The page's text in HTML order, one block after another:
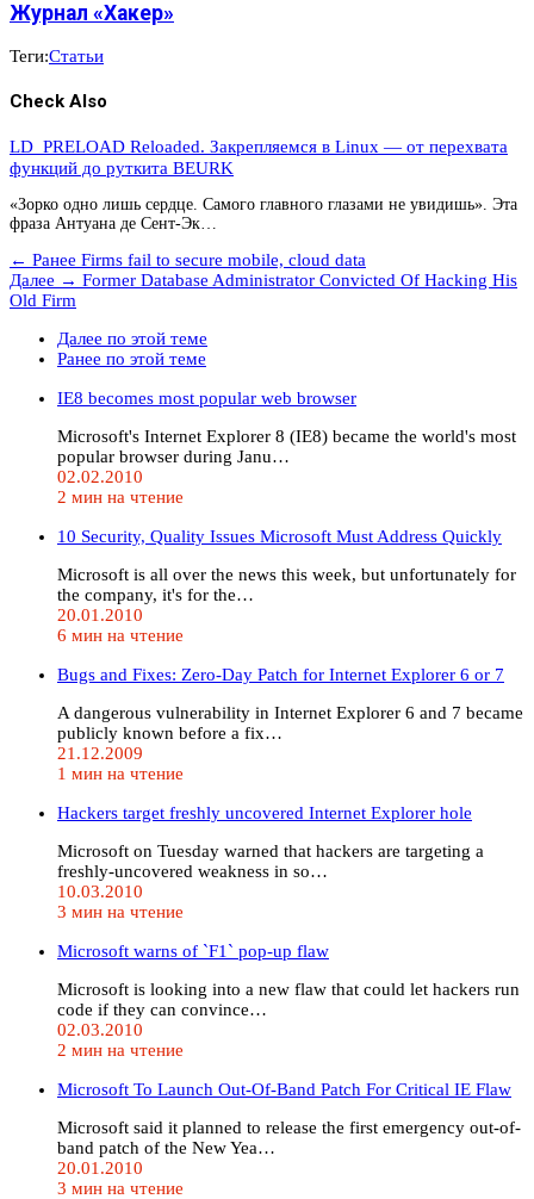
Журнал «Хакер»
Теги:Статьи
Check Also
LD_PRELOAD Reloaded. Закрепляемся в Linux — от перехвата
функций до руткита BEURK
«Зорко одно лишь сердце. Самого главного глазами не увидишь». Эта
фраза Антуана де Сент-Эк…
← Ранее Firms fail to secure mobile, cloud data
Далее → Former Database Administrator Convicted Of Hacking His
Old Firm
Далее по этой теме
Ранее по этой теме
IE8 becomes most popular web browser
Microsoft's Internet Explorer 8 (IE8) became the world's most
popular browser during Janu…
02.02.2010
2 мин на чтение
10 Security, Quality Issues Microsoft Must Address Quickly
Microsoft is all over the news this week, but unfortunately for
the company, it's for the…
20.01.2010
6 мин на чтение
Bugs and Fixes: Zero-Day Patch for Internet Explorer 6 or 7
A dangerous vulnerability in Internet Explorer 6 and 7 became
publicly known before a fix…
21.12.2009
1 мин на чтение
Hackers target freshly uncovered Internet Explorer hole
Microsoft on Tuesday warned that hackers are targeting a
freshly-uncovered weakness in so…
10.03.2010
3 мин на чтение
Microsoft warns of `F1` pop-up flaw
Microsoft is looking into a new flaw that could let hackers run
code if they can convince…
02.03.2010
2 мин на чтение
Microsoft To Launch Out-Of-Band Patch For Critical IE Flaw
Microsoft said it planned to release the first emergency out-of-
band patch of the New Yea…
20.01.2010
3 мин на чтение